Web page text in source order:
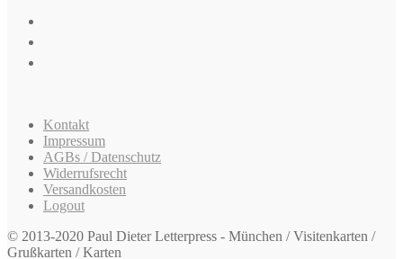
Kontakt
Impressum
AGBs / Datenschutz
Widerrufsrecht
Versandkosten
Logout
© 2013-2020 Paul Dieter Letterpress - München / Visitenkarten /
Grußkarten / Karten